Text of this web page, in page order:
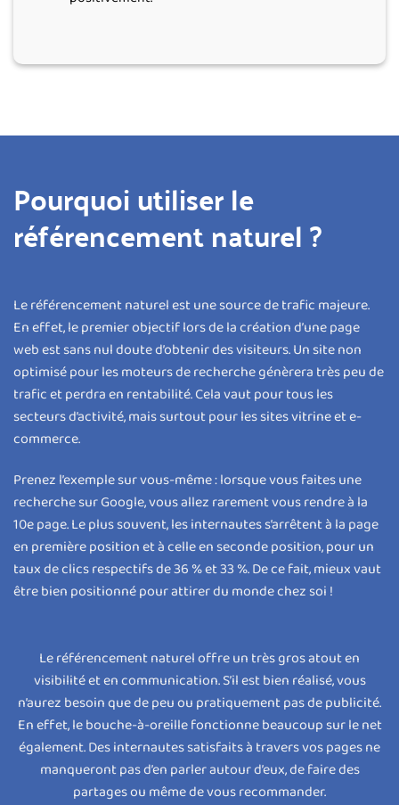
Pourquoi utiliser le
référencement naturel ?
Le référencement naturel est une source de trafic majeure.
En effet, le premier objectif lors de la création d’une page
web est sans nul doute d’obtenir des visiteurs. Un site non
optimisé pour les moteurs de recherche génèrera très peu de
trafic et perdra en rentabilité. Cela vaut pour tous les
secteurs d’activité, mais surtout pour les sites vitrine et e-
commerce.
Prenez l’exemple sur vous-même : lorsque vous faites une
recherche sur Google, vous allez rarement vous rendre à la
10epage. Le plus souvent, les internautes s’arrêtent à la page
en première position et à celle en seconde position, pour un
taux de clics respectifs de 36 % et 33 %. De ce fait, mieux vaut
être bien positionné pour attirer du monde chez soi !
Le référencement naturel offre un très gros atout en
visibilité et en communication. S’il est bien réalisé, vous
n’aurez besoin que de peu ou pratiquement pas de publicité.
En effet, le bouche-à-oreille fonctionne beaucoup sur le net
également. Des internautes satisfaits à travers vos pages ne
manqueront pas d’en parler autour d’eux, de faire des
partages ou même de vous recommander.